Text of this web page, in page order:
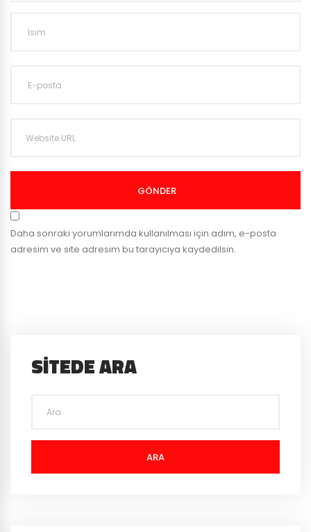
GÖNDER
Daha sonraki yorumlarımda kullanılması için adım, e-posta
adresim ve site adresim bu tarayıcıya kaydedilsin.
SITEDE ARA
ARA